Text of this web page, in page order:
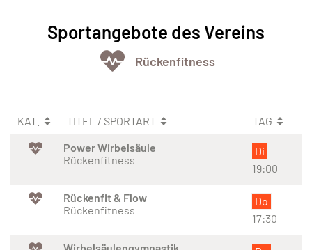
Sportangebote des Vereins
Rückenfitness
KAT. TITEL / SPORTART
TAG
Power Wirbelsäule
Rückenfitness
Di
19:00
Rückenfit & Flow
Rückenfitness
Do
17:30